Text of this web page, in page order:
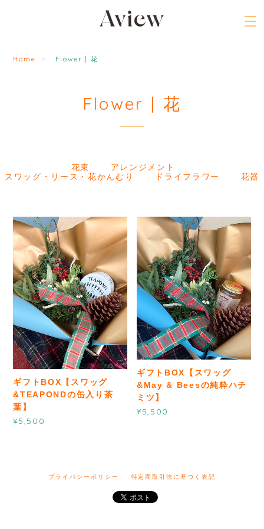
Home Flower | 花
Flower | 花
花束
アレンジメント
スワッグ・リース・花かんむり
ドライフラワー 花器
ギフトBOX【スワッグ
&TEAPONDの缶入り茶
葉】
¥5,500
ギフトBOX【スワッグ
&May & Beesの純粋ハチ
ミツ】
¥5,500
プライバシーポリシー 特定商取引法に基づく表記